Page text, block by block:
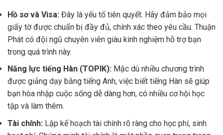
Hồ sơ và Visa: Đây là yếu tố tiên quyết. Hãy đảm bảo mọi
giấy tờ được chuẩn bị đầy đủ, chính xác theo yêu cầu. Thuận
Phát có đội ngũ chuyên viên giàu kinh nghiệm hỗ trợ bạn
trong quá trình này.
Năng lực tiếng Hàn (TOPIK): Mặc dù nhiều chương trình
được giảng dạy bằng tiếng Anh, việc biết tiếng Hàn sẽ giúp
bạn hòa nhập cuộc sống dễ dàng hơn, có nhiều cơ hội học
tập và làm thêm.
Tài chính: Lập kế hoạch tài chính rõ ràng cho học phí, sinh